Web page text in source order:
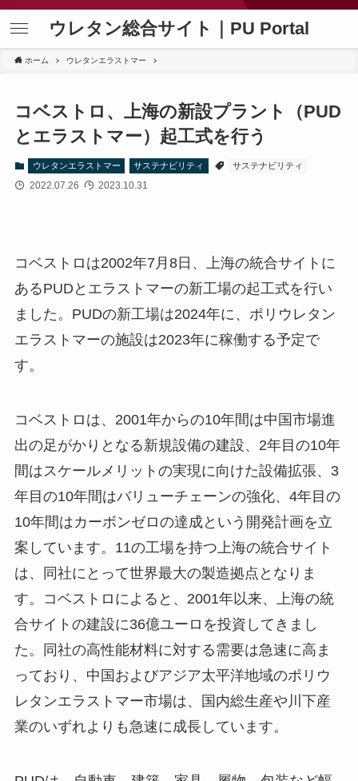
ウレタン総合サイト｜PU Portal
ホーム ウレタンエラストマー
コベストロ、上海の新設プラント（PUD
とエラストマー）起工式を行う
ウレタンエラストマー サステナビリティ サステナビリティ
2022.07.26 2023.10.31
コベストロは2002年7月8日、上海の統合サイトに
あるPUDとエラストマーの新工場の起工式を行い
ました。PUDの新工場は2024年に、ポリウレタン
エラストマーの施設は2023年に稼働する予定で
す。
コベストロは、2001年からの10年間は中国市場進
出の足がかりとなる新規設備の建設、2年目の10年
間はスケールメリットの実現に向けた設備拡張、3
年目の10年間はバリューチェーンの強化、4年目の
10年間はカーボンゼロの達成という開発計画を立
案しています。11の工場を持つ上海の統合サイト
は、同社にとって世界最大の製造拠点となりま
す。コベストロによると、2001年以来、上海の統
合サイトの建設に36億ユーロを投資してきまし
た。同社の高性能材料に対する需要は急速に高ま
っており、中国およびアジア太平洋地域のポリウ
レタンエラストマー市場は、国内総生産や川下産
業のいずれよりも急速に成長しています。